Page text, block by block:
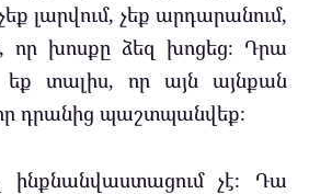
չեք լարվում, չեք արդարանում,
որ խոսքը ձեզ խոցեց։ Դրա
եք տալիս, որ այն այնքան
դրանից պաշտպանվեք։
ինքնանվաստացում չէ։ Դա